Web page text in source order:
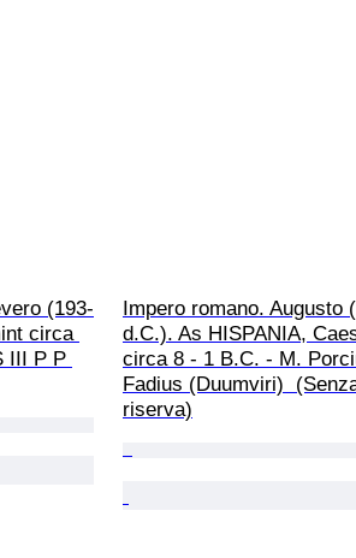
(193-
circa
III P P
Impero romano. Augusto
d.C.). As HISPANIA,
circa 8 - 1 B.C. - M.
Fadius (Duumviri)
riserva)